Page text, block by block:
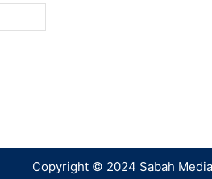
Copyright © 2024 Sabah